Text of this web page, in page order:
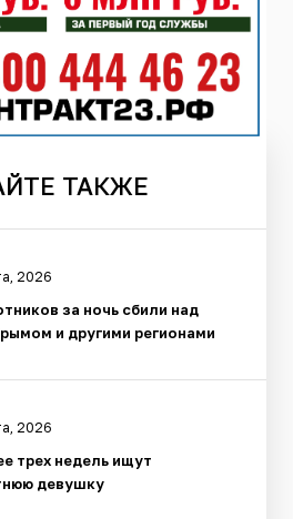
ТАКЖЕ
2026
за ночь сбили над
и другими регионами
2026
трех недель ищут
девушку